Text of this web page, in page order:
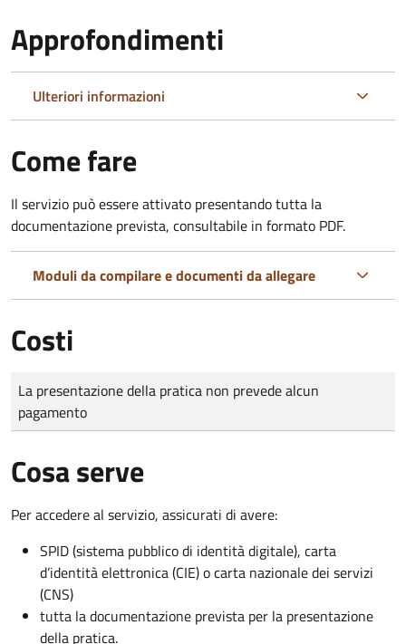
Approfondimenti
Ulteriori informazioni
Come fare
Il servizio può essere attivato presentando tutta la
documentazione prevista, consultabile in formato PDF.
Moduli da compilare e documenti da allegare
Costi
Tipo di pagamento
Importo
La presentazione della pratica non prevede alcun
pagamento
Cosa serve
Per accedere al servizio, assicurati di avere:
SPID (sistema pubblico di identità digitale), carta
d’identità elettronica (CIE) o carta nazionale dei servizi
(CNS)
tutta la documentazione prevista per la presentazione
della pratica.